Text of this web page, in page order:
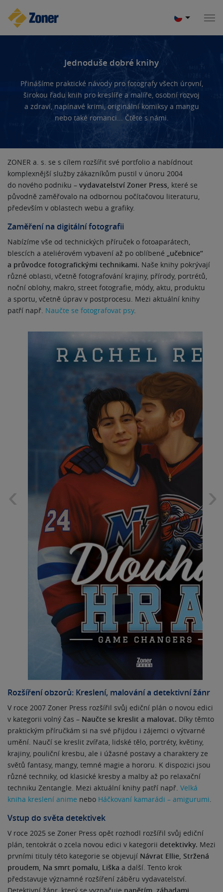
Jednoduše dobré knihy
Přinášíme praktické návody pro fotografy všech úrovní,
širokou řadu knih pro kreslíře a malíře, osobní rozvoj
a zdraví, napínavé krimi, originální komiksy a mangu
nebo také romanci... Čtěte s námi.
ZONER a. s. se s cílem rozšířit své portfolio a nabídnout
komplexnější služby zákazníkům pustil v únoru 2004
do nového podniku – vydavatelství Zoner Press, které se
původně zaměřovalo na odbornou počítačovou literaturu,
především v oblastech webu a grafiky.
Zaměření na digitální fotografii
Nabízíme vše od technických příruček o fotoaparátech,
blescích a ateliérovém vybavení až po oblíbené „učebnice“
a průvodce fotografickými technikami. Naše knihy pokrývají
různé oblasti, včetně fotografování krajiny, přírody, portrétů,
noční oblohy, makro, street fotografie, módy, aktu, produktu
a sportu, včetně úprav v postprocesu. Mezi aktuální knihy
patří např. Naučte se fotografovat psy.
Rozšíření obzorů: Kreslení, malování a detektivní žánr
V roce 2007 Zoner Press rozšířil svůj ediční plán o novou edici
v kategorii volný čas – Naučte se kreslit a malovat. Díky těmto
praktickým příručkám si na své přijdou i zájemci o výtvarné
umění. Naučí se kreslit zvířata, lidské tělo, portréty, květiny,
krajiny, pouliční kresbu, ale i úžasné postavy a charaktery ze
světů fantasy, mangy, temné magie a hororu. K dispozici jsou
různé techniky, od klasické kresby a malby až po relaxační
techniku Zentangle. Mezi aktuální knihy patří např. Velká
kniha kreslení anime nebo Háčkovaní kamarádi – amigurumi.
Vstup do světa detektivek
V roce 2025 se Zoner Press opět rozhodl rozšířil svůj ediční
plán, tentokrát o zcela novou edici v kategorii detektivky. Mezi
prvními tituly této kategorie se objevují Návrat Ellie, Stržená
proudem, Na smrt pomalu, Liška a další. Tento krok
představuje významné rozšíření záběru vydavatelství.